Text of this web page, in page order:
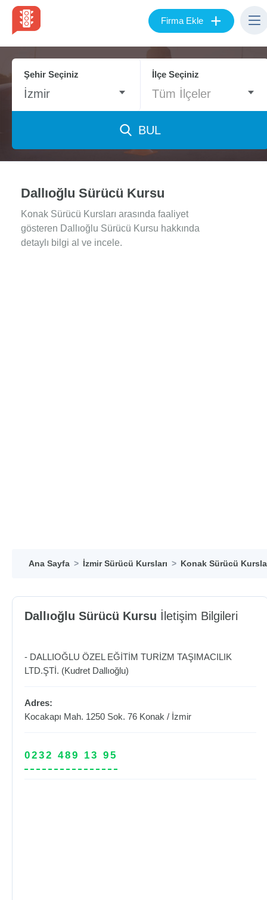
Firma Ekle +
Şehir Seçiniz
İzmir
İlçe Seçiniz
Tüm İlçeler
BUL
Dallıoğlu Sürücü Kursu
Konak Sürücü Kursları arasında faaliyet
gösteren Dallıoğlu Sürücü Kursu hakkında
detaylı bilgi al ve incele.
Ana Sayfa İzmir Sürücü Kursları Konak Sürücü
Dallıoğlu Sürücü Kursu İletişim Bilgileri
- DALLIOĞLU ÖZEL EĞİTİM TURİZM TAŞIMACILIK
LTD.ŞTİ. (Kudret Dallıoğlu)
Adres:
Kocakapı Mah. 1250 Sok. 76 Konak / İzmir
0232 489 13 95